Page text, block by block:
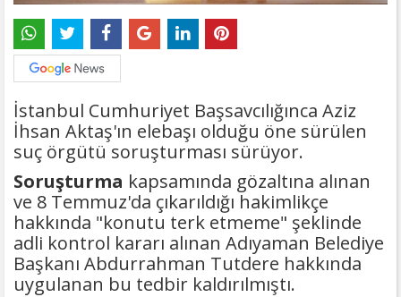
İstanbul Cumhuriyet Başsavcılığınca Aziz
İhsan Aktaş'ın elebaşı olduğu öne sürülen
suç örgütü soruşturması sürüyor.
Soruşturma kapsamında gözaltına alınan ​​​​​​​
ve 8 Temmuz'da çıkarıldığı hakimlikçe
hakkında "konutu terk etmeme" şeklinde
adli kontrol kararı alınan Adıyaman Belediye
Başkanı Abdurrahman Tutdere hakkında
uygulanan bu tedbir kaldırılmıştı.